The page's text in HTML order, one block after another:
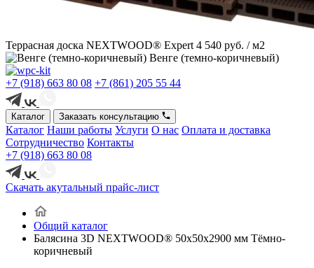
Террасная доска NEXTWOOD® Expert 4 540 руб. / м2
Венге (темно-коричневый)
+7 (918) 663 80 08 +7 (861) 205 55 44
Каталог Заказать консультацию
Каталог Наши работы Услуги О нас Оплата и доставка
Сотрудничество Контакты
+7 (918) 663 80 08
Скачать акутальный прайс-лист
Общий каталог
Балясина 3D NEXTWOOD® 50х50х2900 мм Тёмно-
коричневый